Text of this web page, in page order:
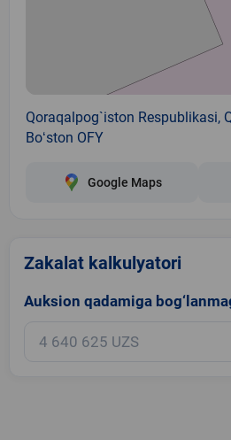
Qoraqalpog`iston Respublikasi,
Boʻston OFY
Google Maps
Zakalat kalkulyatori
Auksion qadamiga